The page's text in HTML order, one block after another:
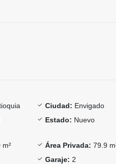
Ciudad: Envigado
Estado: Nuevo
m² Área Privada: 79.9
Garaje: 2